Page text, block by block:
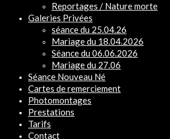
Reportages / Nature morte
Galeries Privées
séance du 25.04.26
Mariage du 18.04.2026
Séance du 06.06.2026
Mariage du 27.06
Séance Nouveau Né
Cartes de remerciement
Photomontages
Prestations
Tarifs
Contact